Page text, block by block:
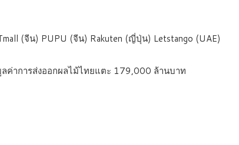
(จีน) PUPU (จีน) Rakuten (ญี่ปุ่น) Letstango (UAE)
ค่าการส่งออกผลไม้ไทยแตะ 179,000 ล้านบาท